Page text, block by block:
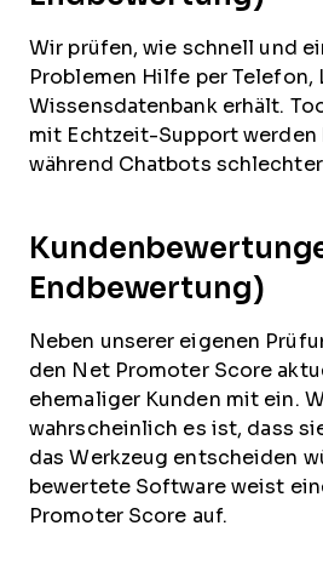
Wir prüfen, wie schnell und
Problemen Hilfe per Telefon,
Wissensdatenbank erhält.
mit Echtzeit-Support werden
während Chatbots
Endbewertung)
Neben unserer eigenen
den Net Promoter Score
ehemaliger Kunden mit ein.
wahrscheinlich es ist, dass
das Werkzeug entscheiden
bewertete Software weist
Promoter Score auf.